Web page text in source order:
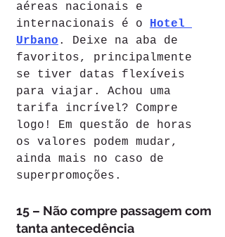
aéreas nacionais e
internacionais é o Hotel
Urbano . Deixe na aba de
favoritos, principalmente
se tiver datas flexíveis
para viajar. Achou uma
tarifa incrível? Compre
logo! Em questão de horas
os valores podem mudar,
ainda mais no caso de
superpromoções.
15 – Não compre passagem com
tanta antecedência